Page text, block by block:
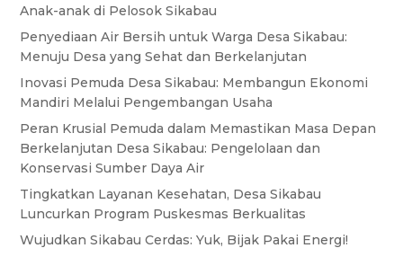
Anak-anak di Pelosok Sikabau
Penyediaan Air Bersih untuk Warga Desa Sikabau:
Menuju Desa yang Sehat dan Berkelanjutan
Inovasi Pemuda Desa Sikabau: Membangun Ekonomi
Mandiri Melalui Pengembangan Usaha
Peran Krusial Pemuda dalam Memastikan Masa Depan
Berkelanjutan Desa Sikabau: Pengelolaan dan
Konservasi Sumber Daya Air
Tingkatkan Layanan Kesehatan, Desa Sikabau
Luncurkan Program Puskesmas Berkualitas
Wujudkan Sikabau Cerdas: Yuk, Bijak Pakai Energi!